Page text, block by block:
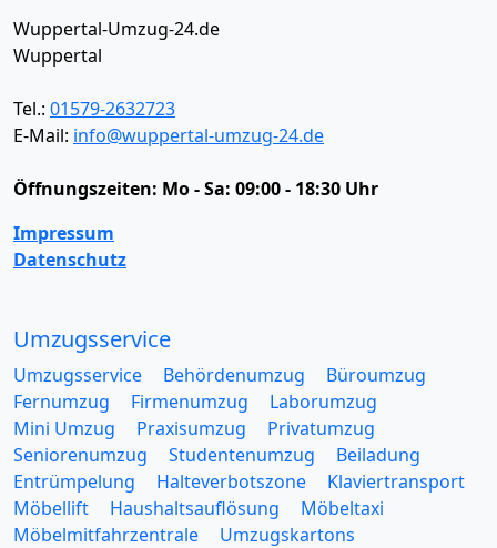
Wuppertal-Umzug-24.de
Wuppertal
Tel.: 01579-2632723
E-Mail: info@wuppertal-umzug-24.de
Öffnungszeiten: Mo - Sa: 09:00 - 18:30 Uhr
Impressum
Datenschutz
Umzugsservice
Umzugsservice Behördenumzug
Büroumzug
Fernumzug
Firmenumzug
Laborumzug
Mini Umzug
Praxisumzug
Privatumzug
Seniorenumzug
Studentenumzug
Beiladung
Entrümpelung
Halteverbotszone
Klaviertransport
Möbellift
Haushaltsauflösung
Möbeltaxi
Möbelmitfahrzentrale
Umzugskartons